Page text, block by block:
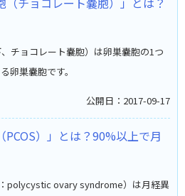
チョコレート嚢胞）は卵巣嚢胞の1つ
卵巣嚢胞です。
公開日：2017-09-17
PCOS）」とは？90%以上で月
polycystic ovary syndrome）は月経異